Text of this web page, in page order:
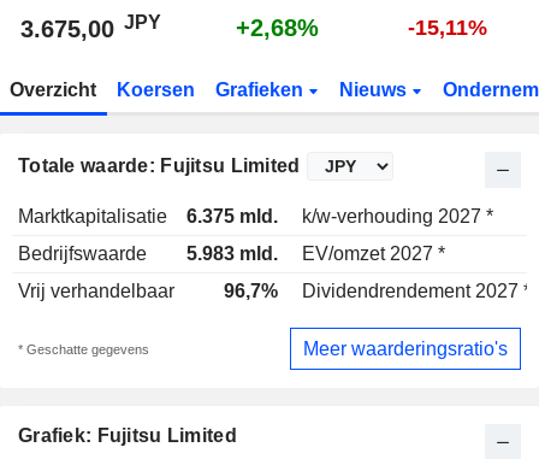
3.675,00 JPY +2,68% -15,11%
Overzicht Koersen Grafieken Nieuws
Totale waarde: Fujitsu Limited
Marktkapitalisatie 6.375 mld.
k/w-verhouding 2027 *
Bedrijfswaarde
5.983 mld.
EV/omzet 2027 *
Vrij verhandelbaar
96,7% Dividendrendement 2027 *
* Geschatte gegevens Meer waarderingsratio's
Grafiek: Fujitsu Limited